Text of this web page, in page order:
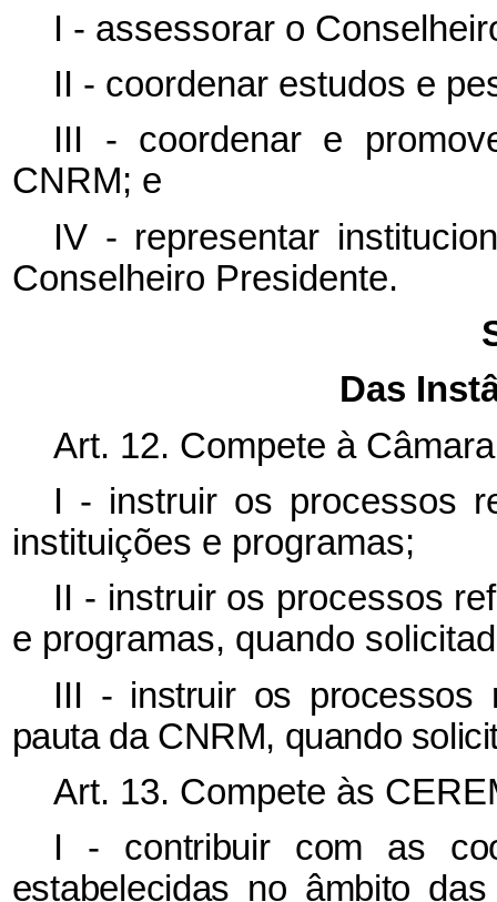
I - assessorar o
II - coordenar estudos e
III - coordenar e
CNRM; e
IV - representar
Conselheiro Presidente.
Das
Art. 12. Compete à
I - instruir os processos
instituições e programas;
II - instruir os processos
e programas, quando
III - instruir os processos
pauta da CNRM, quando
Art. 13. Compete às
I - contribuir com as
estabelecidas no âmbito